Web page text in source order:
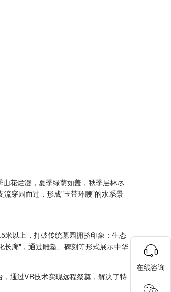
花烂漫，夏季绿荫如盖，秋季层林尽
穿园而过，形成"玉带环腰"的水系景
米以上，打破传统墓园拥挤印象；生态
廊"，通过雕塑、碑刻等形式展示中华
通过VR技术实现远程祭奠，解决了特
在线咨询